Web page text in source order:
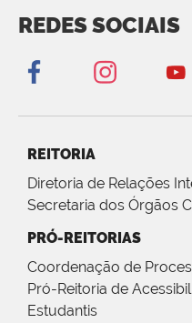
REDES SOCIAIS
REITORIA
Diretoria de Relações
Secretaria dos Órgãos
PRÓ-REITORIAS
Coordenação de
Pró-Reitoria de
Estudantis